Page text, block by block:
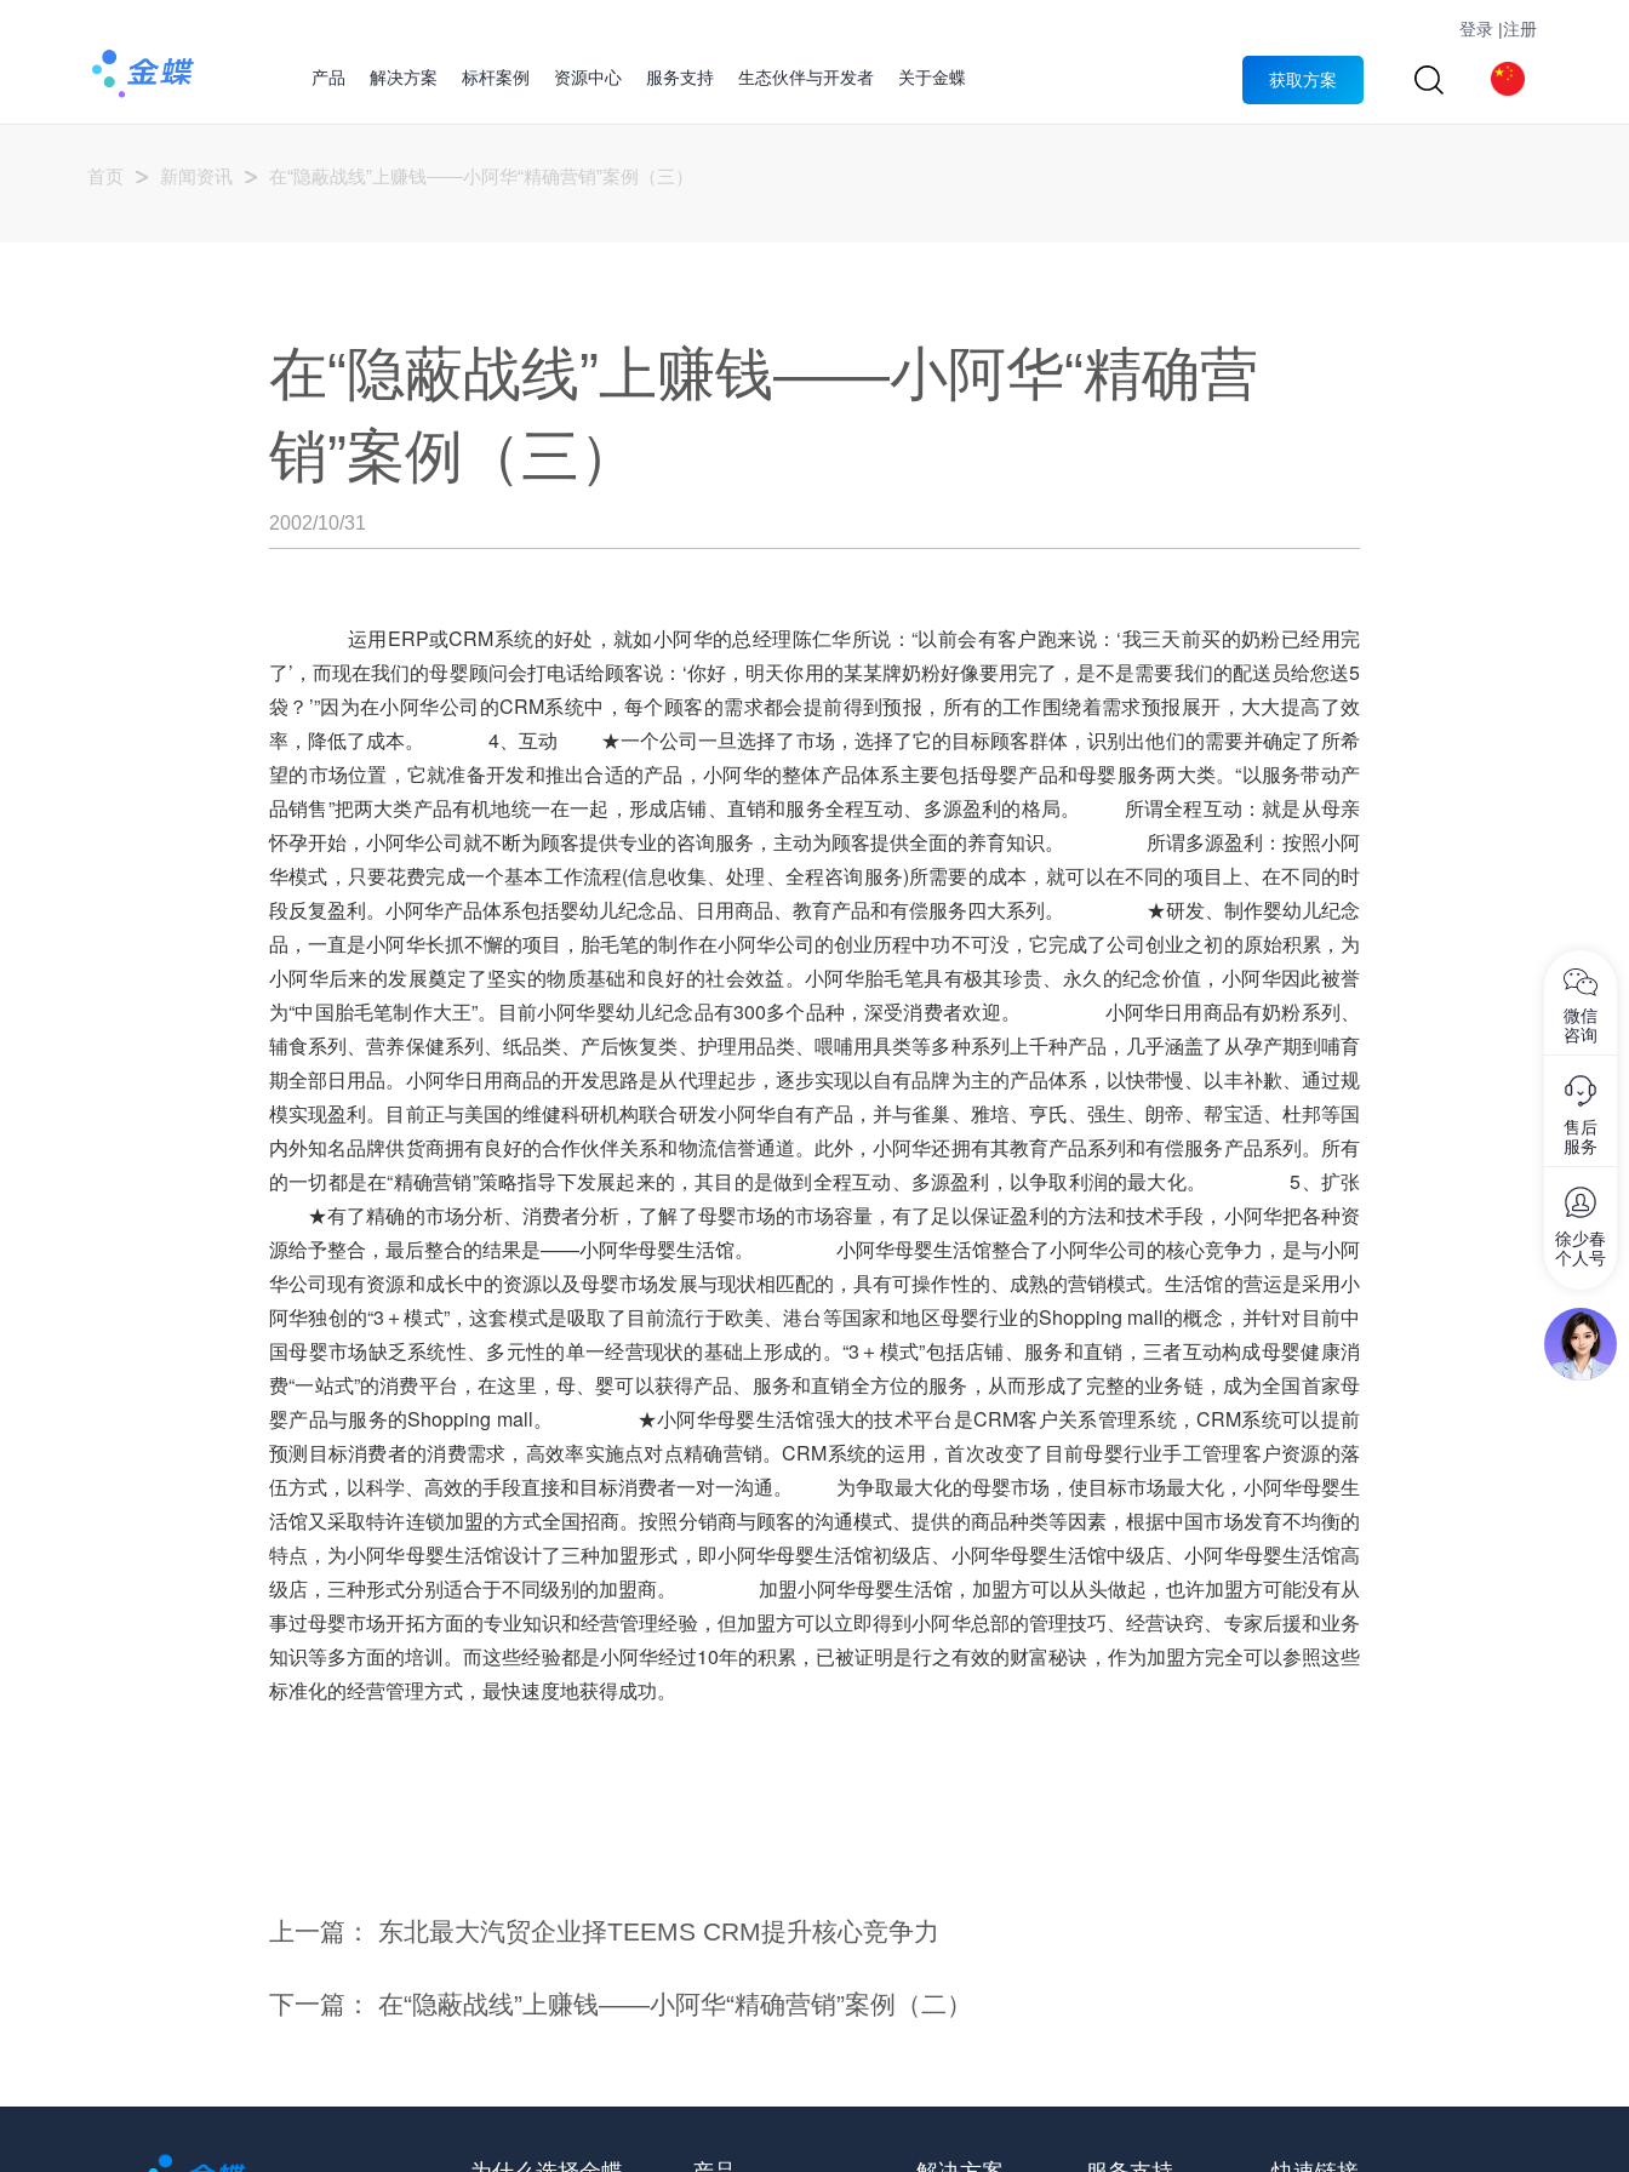
登录 |注册
产品 解决方案 标杆案例 资源中心 服务支持 生态伙伴与开发者 关于金蝶 获取方案
首页 新闻资讯 在“隐蔽战线”上赚钱――小阿华“精确营销”案例（三）
在“隐蔽战线”上赚钱――小阿华“精确营
销”案例（三）
2002/10/31
运用ERP或CRM系统的好处，就如小阿华的总经理陈仁华所说：“以前会有客户跑来说：‘我三天前买的奶粉已经用完
了’，而现在我们的母婴顾问会打电话给顾客说：‘你好，明天你用的某某牌奶粉好像要用完了，是不是需要我们的配送员给您送5
袋？’”因为在小阿华公司的CRM系统中，每个顾客的需求都会提前得到预报，所有的工作围绕着需求预报展开，大大提高了效
率，降低了成本。 4、互动 ★一个公司一旦选择了市场，选择了它的目标顾客群体，识别出他们的需要并确定了所希
望的市场位置，它就准备开发和推出合适的产品，小阿华的整体产品体系主要包括母婴产品和母婴服务两大类。“以服务带动产
品销售”把两大类产品有机地统一在一起，形成店铺、直销和服务全程互动、多源盈利的格局。 所谓全程互动：就是从母亲
怀孕开始，小阿华公司就不断为顾客提供专业的咨询服务，主动为顾客提供全面的养育知识。 所谓多源盈利：按照小阿
华模式，只要花费完成一个基本工作流程(信息收集、处理、全程咨询服务)所需要的成本，就可以在不同的项目上、在不同的时
段反复盈利。小阿华产品体系包括婴幼儿纪念品、日用商品、教育产品和有偿服务四大系列。 ★研发、制作婴幼儿纪念
品，一直是小阿华长抓不懈的项目，胎毛笔的制作在小阿华公司的创业历程中功不可没，它完成了公司创业之初的原始积累，为
小阿华后来的发展奠定了坚实的物质基础和良好的社会效益。小阿华胎毛笔具有极其珍贵、永久的纪念价值，小阿华因此被誉
为“中国胎毛笔制作大王”。目前小阿华婴幼儿纪念品有300多个品种，深受消费者欢迎。 小阿华日用商品有奶粉系列、
辅食系列、营养保健系列、纸品类、产后恢复类、护理用品类、喂哺用具类等多种系列上千种产品，几乎涵盖了从孕产期到哺育
期全部日用品。小阿华日用商品的开发思路是从代理起步，逐步实现以自有品牌为主的产品体系，以快带慢、以丰补歉、通过规
模实现盈利。目前正与美国的维健科研机构联合研发小阿华自有产品，并与雀巢、雅培、亨氏、强生、朗帝、帮宝适、杜邦等国
内外知名品牌供货商拥有良好的合作伙伴关系和物流信誉通道。此外，小阿华还拥有其教育产品系列和有偿服务产品系列。所有
的一切都是在“精确营销”策略指导下发展起来的，其目的是做到全程互动、多源盈利，以争取利润的最大化。 5、扩张
★有了精确的市场分析、消费者分析，了解了母婴市场的市场容量，有了足以保证盈利的方法和技术手段，小阿华把各种资
源给予整合，最后整合的结果是——小阿华母婴生活馆。 小阿华母婴生活馆整合了小阿华公司的核心竞争力，是与小阿
华公司现有资源和成长中的资源以及母婴市场发展与现状相匹配的，具有可操作性的、成熟的营销模式。生活馆的营运是采用小
阿华独创的“3＋模式”，这套模式是吸取了目前流行于欧美、港台等国家和地区母婴行业的Shopping mall的概念，并针对目前中
国母婴市场缺乏系统性、多元性的单一经营现状的基础上形成的。“3＋模式”包括店铺、服务和直销，三者互动构成母婴健康消
费“一站式”的消费平台，在这里，母、婴可以获得产品、服务和直销全方位的服务，从而形成了完整的业务链，成为全国首家母
婴产品与服务的Shopping mall。 ★小阿华母婴生活馆强大的技术平台是CRM客户关系管理系统，CRM系统可以提前
预测目标消费者的消费需求，高效率实施点对点精确营销。CRM系统的运用，首次改变了目前母婴行业手工管理客户资源的落
伍方式，以科学、高效的手段直接和目标消费者一对一沟通。 为争取最大化的母婴市场，使目标市场最大化，小阿华母婴生
活馆又采取特许连锁加盟的方式全国招商。按照分销商与顾客的沟通模式、提供的商品种类等因素，根据中国市场发育不均衡的
特点，为小阿华母婴生活馆设计了三种加盟形式，即小阿华母婴生活馆初级店、小阿华母婴生活馆中级店、小阿华母婴生活馆高
级店，三种形式分别适合于不同级别的加盟商。 加盟小阿华母婴生活馆，加盟方可以从头做起，也许加盟方可能没有从
事过母婴市场开拓方面的专业知识和经营管理经验，但加盟方可以立即得到小阿华总部的管理技巧、经营诀窍、专家后援和业务
知识等多方面的培训。而这些经验都是小阿华经过10年的积累，已被证明是行之有效的财富秘诀，作为加盟方完全可以参照这些
标准化的经营管理方式，最快速度地获得成功。
上一篇： 东北最大汽贸企业择TEEMS CRM提升核心竞争力
下一篇： 在“隐蔽战线”上赚钱――小阿华“精确营销”案例（二）
微信
咨询
售后
服务
徐少春
个人号